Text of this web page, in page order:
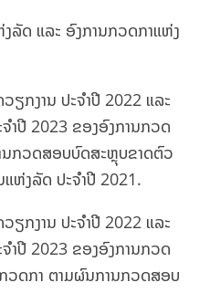
ລັດ ແລະ ອົງການກວດກາແຫ່ງ
ຽກງານ ປະຈໍາປີ 2022 ແລະ
າປີ 2023 ຂອງອົງການກວດ
ກວດສອບບົດສະຫຼຸບຂາດຕົວ
ຫ່ງລັດ ປະຈໍາປີ 2021.
ຽກງານ ປະຈໍາປີ 2022 ແລະ
າປີ 2023 ຂອງອົງການກວດ
ວດກາ ຕາມຜົນການກວດສອບ